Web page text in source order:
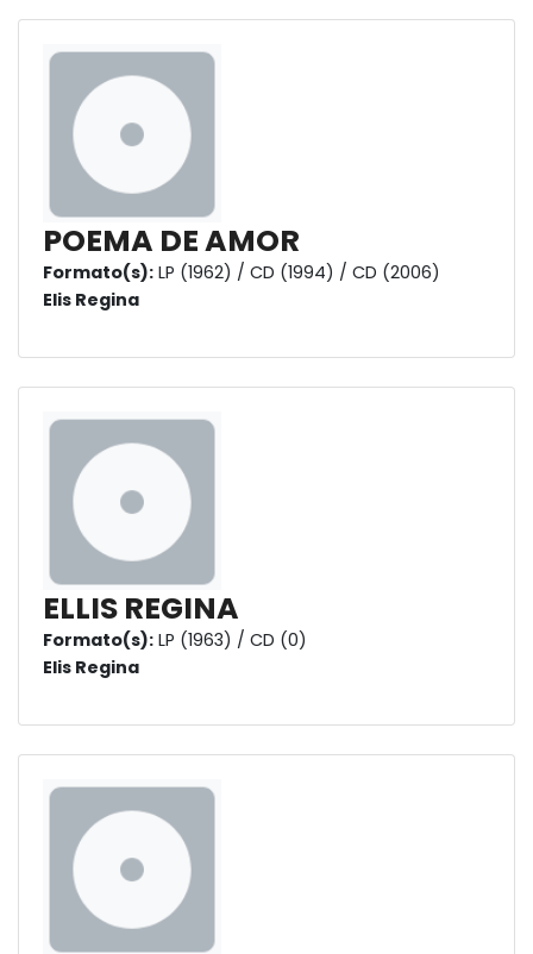
POEMA DE AMOR
Formato(s): LP (1962) / CD (1994) / CD (2006)
Elis Regina
ELLIS REGINA
Formato(s): LP (1963) / CD (0)
Elis Regina